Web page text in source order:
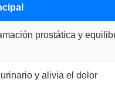
prostática y
y alivia el dolor